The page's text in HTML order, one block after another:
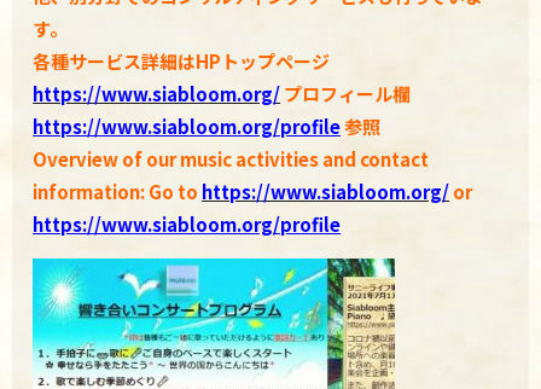
す。
各種サービス詳細はHPトップページ
https://www.siabloom.org/プロフィール欄
https://www.siabloom.org/profile参照
Overview of our music activities and contact
information: Go to https://www.siabloom.org/or
https://www.siabloom.org/profile